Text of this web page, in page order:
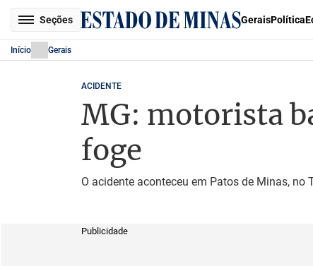
Seções GeraisPolítica
Início Gerais
ACIDENTE
MG: motorista
foge
O acidente aconteceu em Patos de Minas,
Publicidade